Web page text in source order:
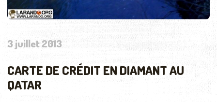
3 juillet 2013
CARTE DE CRÉDIT EN DIAMANT AU
QATAR